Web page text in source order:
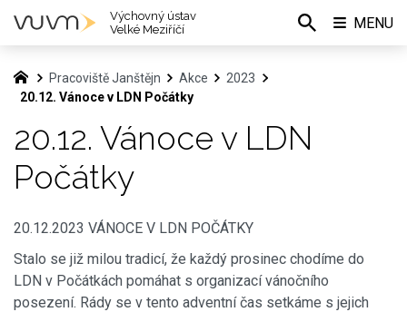
Pracoviště Janštějn Akce
2023
20.12. Vánoce v LDN Počátky
20.12. Vánoce v LDN
Počátky
20.12.2023 VÁNOCE V LDN POČÁTKY
Stalo se již milou tradicí, že každý prosinec chodíme do
LDN v Počátkách pomáhat s organizací vánočního
posezení. Rády se v tento adventní čas setkáme s jejich
Výchovný ústav
Velké Meziříčí
MENU